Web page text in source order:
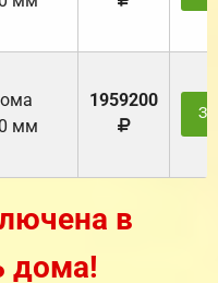
мм
1959200
в
дома!